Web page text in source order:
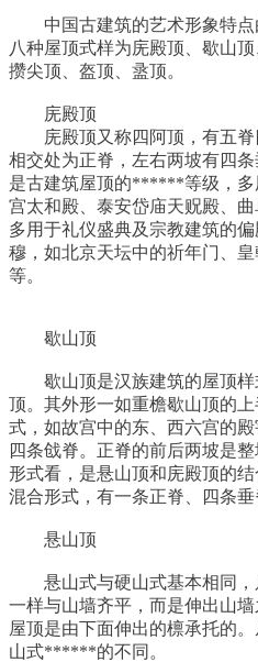
中国古建筑的艺术形象特点
八种屋顶式样为庑殿顶、歇山
攒尖顶、盔顶、盝顶。
庑殿顶
庑殿顶又称四阿顶，有五脊
相交处为正脊，左右两坡有四
是古建筑屋顶的******等级，多
宫太和殿、泰安岱庙天贶殿、
多用于礼仪盛典及宗教建筑的
穆，如北京天坛中的祈年门、
等。
歇山顶
歇山顶是汉族建筑的屋顶样
顶。其外形一如重檐歇山顶的
式，如故宫中的东、西六宫的
四条戗脊。正脊的前后两坡是
形式看，是悬山顶和庑殿顶的
混合形式，有一条正脊、四条垂
悬山顶
悬山式与硬山式基本相同，
一样与山墙齐平，而是伸出山
屋顶是由下面伸出的檩承托的
山式******的不同。